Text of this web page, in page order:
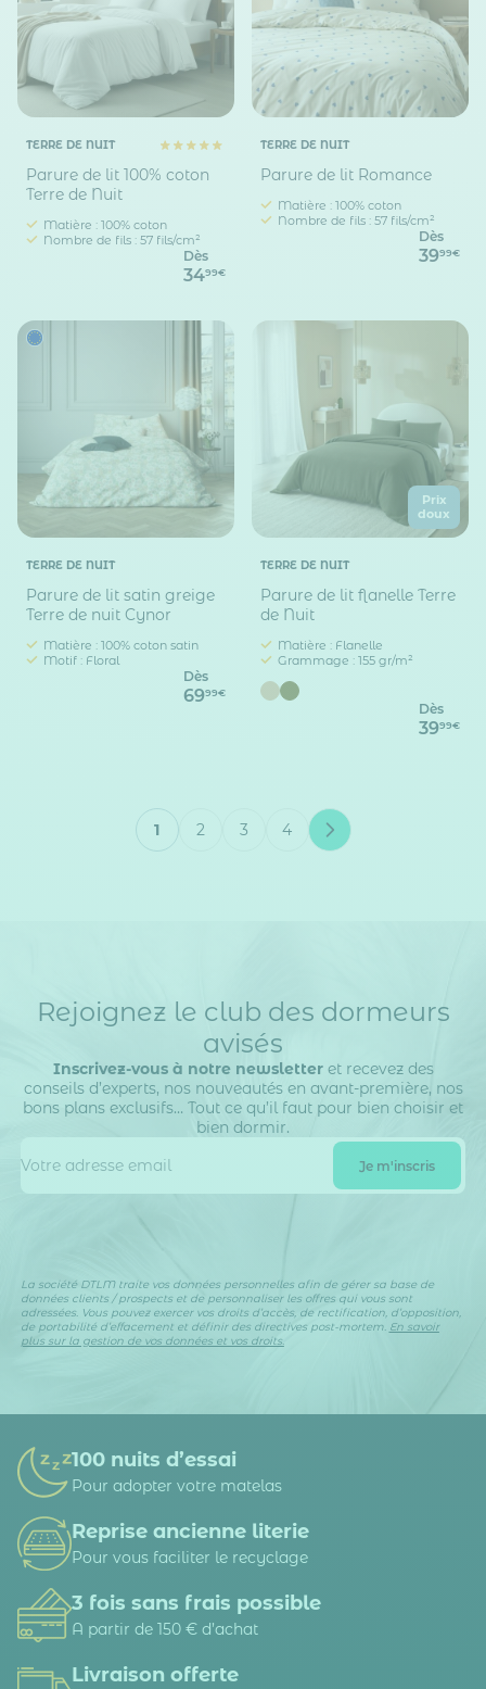
TERRE DE NUIT
Parure de lit 100% coton
Terre de Nuit
Matière : 100% coton
Nombre de fils : 57 fils/cm²
Dès
3499€
TERRE DE NUIT
Parure de lit Romance
Matière : 100% coton
Nombre de fils : 57 fils/cm²
Dès
3999€
TERRE DE NUIT
Parure de lit satin greige
Terre de nuit Cynor
Matière : 100% coton satin
Motif : Floral
Dès
6999€
Prix
doux
TERRE DE NUIT
Parure de lit flanelle Terre
de Nuit
Matière : Flanelle
Grammage : 155 gr/m²
Dès
3999€
Vous lisez actuellement la page
1
2
3
Page
4
Rejoignez le club des dormeurs
avisés
Inscrivez-vous à notre newsletteret recevez des
conseils d’experts, nos nouveautés en avant-première, nos
bons plans exclusifs… Tout ce qu’il faut pour bien choisir et
bien dormir.
La société DTLM traite vos données personnelles afin de gérer sa base de
données clients / prospects et de personnaliser les offres qui vous sont
adressées. Vous pouvez exercer vos droits d’accès, de rectification, d’opposition,
de portabilité d’effacement et définir des directives post-mortem. En savoir
plus sur la gestion de vos données et vos droits.
100 nuits d’essai
Pour adopter votre matelas
Reprise ancienne literie
Pour vous faciliter le recyclage
3 fois sans frais possible
A partir de 150 € d’achat
Livraison offerte